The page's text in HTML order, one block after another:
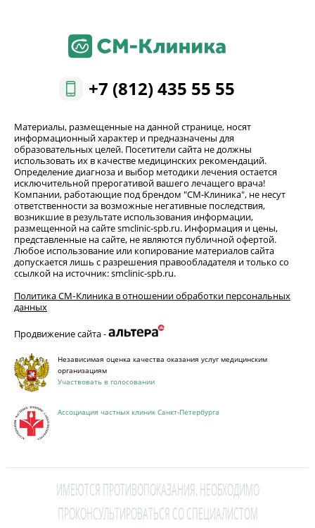
+7 (812) 435 55 55
Материалы, размещенные на данной странице, носят
информационный характер и предназначены для
образовательных целей. Посетители сайта не должны
использовать их в качестве медицинских рекомендаций.
Определение диагноза и выбор методики лечения остается
исключительной прерогативой вашего лечащего врача!
Компании, работающие под брендом "СМ-Клиника", не несут
ответственности за возможные негативные последствия,
возникшие в результате использования информации,
размещенной на сайте smclinic-spb.ru. Информация и цены,
представленные на сайте, не являются публичной офертой.
Любое использование или копирование материалов сайта
допускается лишь с разрешения правообладателя и только со
ссылкой на источник: smclinic-spb.ru.
Политика СМ‑Клиника в отношении обработки персональных
данных
Продвижение сайта -
Независимая оценка качества оказания услуг медицинским
организациям
Участвовать в голосовании
Ассоциация частных клиник Санкт-Петербурга
ИМЕЮТСЯ ПРОТИВОПОКАЗАНИЯ. НЕОБХОДИМО
ПРОКОНСУЛЬТИРОВАТЬСЯ СО СПЕЦИАЛИСТОМ